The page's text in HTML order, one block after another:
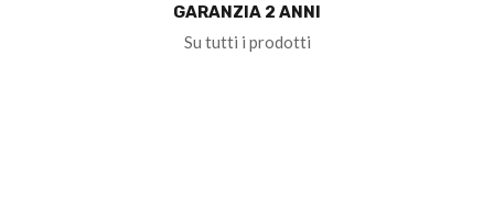
GARANZIA 2 ANNI
Su tutti i prodotti